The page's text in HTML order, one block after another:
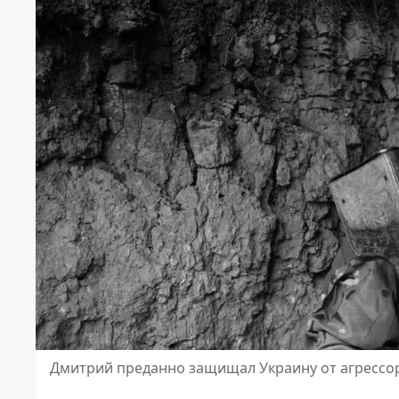
Дмитрий преданно защищал Украину от